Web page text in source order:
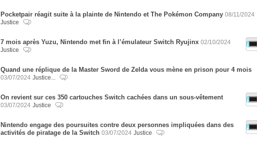
Pocketpair réagit suite à la plainte de Nintendo et The Pokémon Company 08/11/2024
Justice
7 mois après Yuzu, Nintendo met fin à l’émulateur Switch Ryujinx 02/10/2024
Justice
Quand une réplique de la Master Sword de Zelda vous mène en prison pour 4 mois
03/07/2024 Justice...
On revient sur ces 350 cartouches Switch cachées dans un sous-vêtement
03/07/2024 Justice
Nintendo engage des poursuites contre deux personnes impliquées dans des
activités de piratage de la Switch 03/07/2024 Justice